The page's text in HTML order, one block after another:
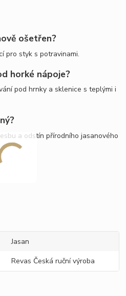
ošetřen?
pro styk s potravinami.
horké nápoje?
pod hrnky a sklenice s teplými i
a odstín přírodního jasanového
Jasan
Revas Česká ruční výroba